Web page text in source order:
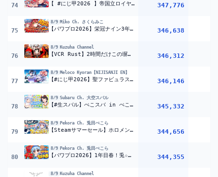
74 【 #にじ甲2026 】帝国立ロイヤルナイツ学園 2年目春から!【にじさんじ】 347,776
75
8/9 Miko Ch. さくらみこ
【パワプロ2026】栄冠ナイン3年モードで新・桜咲高校はじめるぞおおおおおおおおおおおおお！！！【ホロライブ/さくらみこ】 346,638
76
8/9 Kuzuha Channel
【VCR Rust】2時間だけこの塀を超えさせてやる 【喉警戒】 346,312
77
8/9 Meloco Kyoran【NIJISANJI EN】
【#にじ甲2026】聖ファビュラス学園☆第二話『逆境に咲く花』1年目夏【NIJISANJI EN￤Meloco Kyoran】 346,146
78
8/9 Subaru Ch. 大空スバル
【#生スバル】ぺこスバ in ぺこらハウス【ホロライブ/大空スバル】 345,332
79
8/9 Pekora Ch. 兎田ぺこら
【Steamサマーセール】ホロメンにsteamのゲームプレゼントする!2026夏編!ぺこ!【ホロライブ/兎田ぺこら】 344,656
80
8/9 Pekora Ch. 兎田ぺこら
【パワプロ2026】1年目春！兎☆ダイナマイト高校 いくぞおおおおおおおおおおお！ぺこ！【ホロライブ/兎田ぺこら】＃パワプロケモミミリーグ 344,355
8/9 Kuzuha Channel